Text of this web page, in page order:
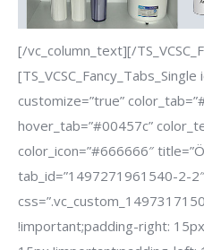
[/vc_column_text][/
customize=”true”
hover_tab=”#00457c”
color_icon=”#666666″
tab_id=”1497271961540-2-
!important;padding-right: